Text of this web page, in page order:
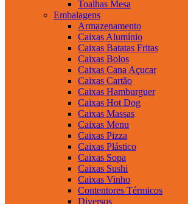
Toalhas Mesa
Embalagens
Armazenamento
Caixas Alumínio
Caixas Batatas Fritas
Caixas Bolos
Caixas Cana Açucar
Caixas Cartão
Caixas Hamburguer
Caixas Hot Dog
Caixas Massas
Caixas Menu
Caixas Pizza
Caixas Plástico
Caixas Sopa
Caixas Sushi
Caixas Vinho
Contentores Térmicos
Diversos